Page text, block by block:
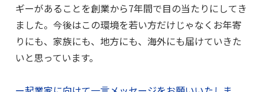
ギーがあることを創業から7年間で目の当たりにしてき
ました。今後はこの環境を若い方だけじゃなくお年寄
りにも、家族にも、地方にも、海外にも届けていきた
いと思っています。